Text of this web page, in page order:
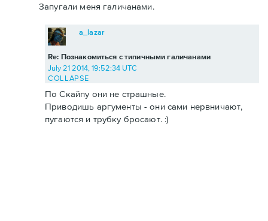
Запугали меня галичанами.
Re: Познакомиться с типичными галичанами
a_lazar
July 21 2014, 19:52:34 UTC
COLLAPSE
По Скайпу они не страшные.
Приводишь аргументы - они сами нервничают,
пугаются и трубку бросают. :)